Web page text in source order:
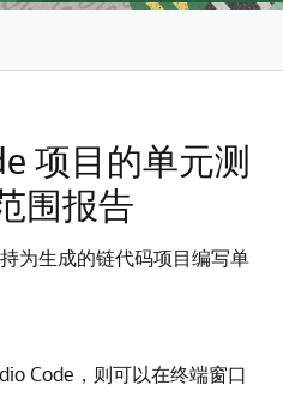
项目的单元测
围报告
为生成的链代码项目编写单
Code，则可以在终端窗口